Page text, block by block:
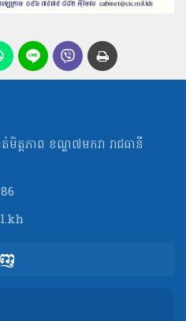
ត្ដភាព ខណ្ឌ៧មករា រាជធានី
ញ